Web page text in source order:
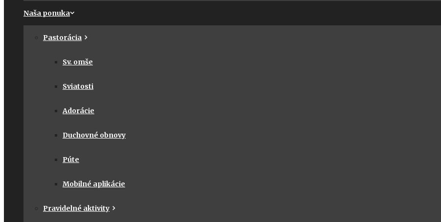
Naša ponuka
Pastorácia
Sv. omše
Sviatosti
Adorácie
Duchovné obnovy
Púte
Mobilné aplikácie
Pravidelné aktivity